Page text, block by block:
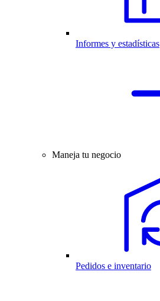
Informes y estadísticas
Maneja tu negocio
Pedidos e inventario